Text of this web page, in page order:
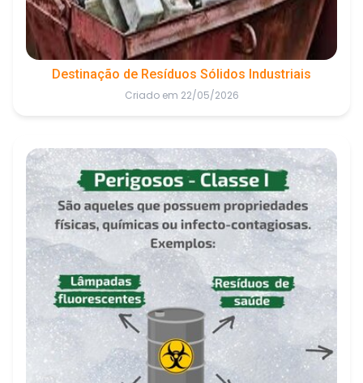
Destinação de Resíduos Sólidos Industriais
Criado em 22/05/2026